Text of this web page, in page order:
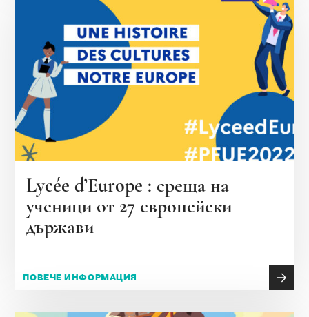
Lycée d’Europe : среща на
ученици от 27 европейски
държави
ПОВЕЧЕ ИНФОРМАЦИЯ